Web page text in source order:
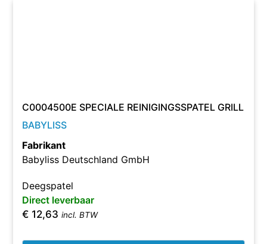
C0004500E SPECIALE REINIGINGSSPATEL GRILL
BABYLISS
Fabrikant
Babyliss Deutschland GmbH
Deegspatel
Direct leverbaar
€ 12,63 incl. BTW